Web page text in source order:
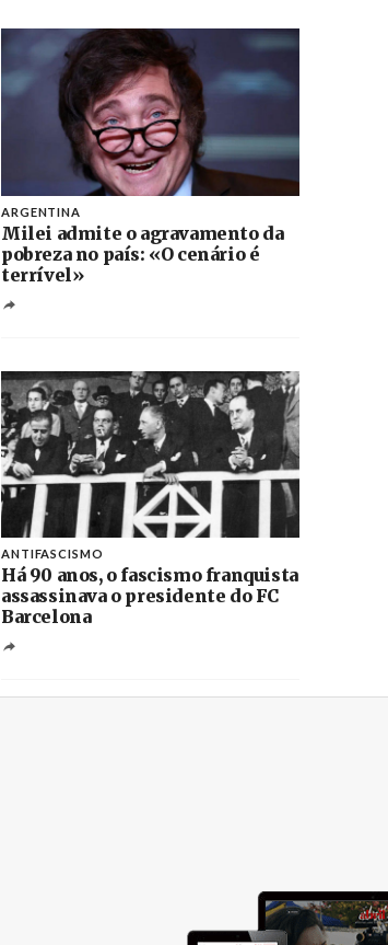
ARGENTINA
Milei admite o agravamento da
pobreza no país: «O cenário é
terrível»
ANTIFASCISMO
Há 90 anos, o fascismo franquista
assassinava o presidente do FC
Barcelona